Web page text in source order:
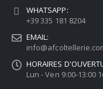
WHATSAPP:
+39 335 181 8204
EMAIL:
HORAIRES
Lun - Ven 9:00-13:00